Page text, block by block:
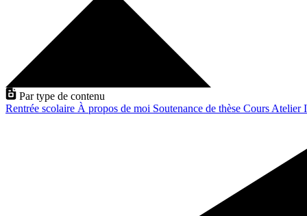
Par type de contenu
Rentrée scolaire À propos de moi Soutenance de thèse Cours Atelier